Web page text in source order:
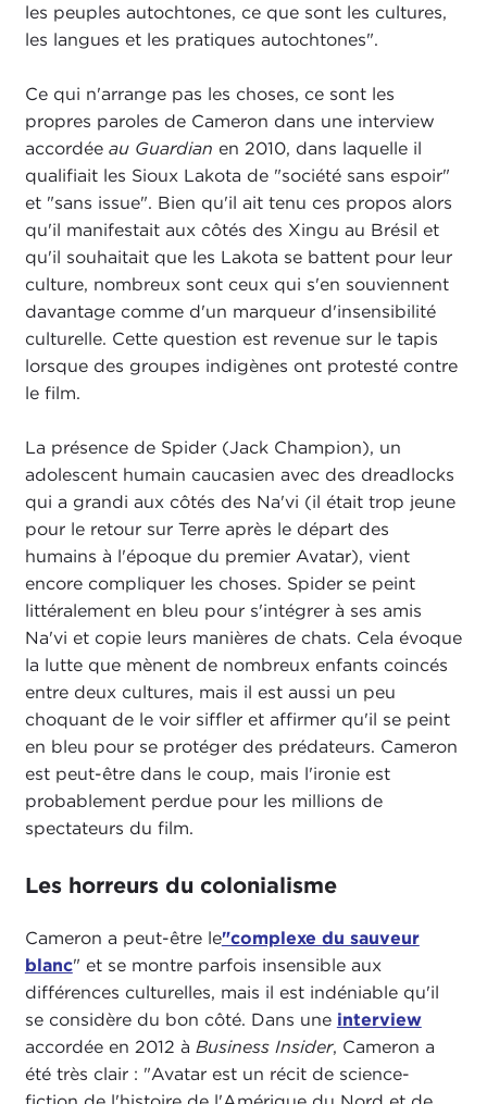
les peuples autochtones, ce que sont les cultures,
les langues et les pratiques autochtones".
Ce qui n'arrange pas les choses, ce sont les
propres paroles de Cameron dans une interview
accordée au Guardian en 2010, dans laquelle il
qualifiait les Sioux Lakota de "société sans espoir"
et "sans issue". Bien qu'il ait tenu ces propos alors
qu'il manifestait aux côtés des Xingu au Brésil et
qu'il souhaitait que les Lakota se battent pour leur
culture, nombreux sont ceux qui s'en souviennent
davantage comme d'un marqueur d'insensibilité
culturelle. Cette question est revenue sur le tapis
lorsque des groupes indigènes ont protesté contre
le film.
La présence de Spider (Jack Champion), un
adolescent humain caucasien avec des dreadlocks
qui a grandi aux côtés des Na'vi (il était trop jeune
pour le retour sur Terre après le départ des
humains à l'époque du premier Avatar), vient
encore compliquer les choses. Spider se peint
littéralement en bleu pour s'intégrer à ses amis
Na'vi et copie leurs manières de chats. Cela évoque
la lutte que mènent de nombreux enfants coincés
entre deux cultures, mais il est aussi un peu
choquant de le voir siffler et affirmer qu'il se peint
en bleu pour se protéger des prédateurs. Cameron
est peut-être dans le coup, mais l'ironie est
probablement perdue pour les millions de
spectateurs du film.
Les horreurs du colonialisme
Cameron a peut-être le"complexe du sauveur
blanc" et se montre parfois insensible aux
différences culturelles, mais il est indéniable qu'il
se considère du bon côté. Dans une interview
accordée en 2012 à Business Insider, Cameron a
été très clair : "Avatar est un récit de science-